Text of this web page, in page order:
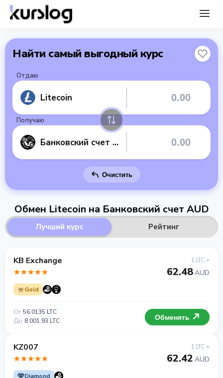
Найти самый выгодный курс
Отдаю
Litecoin
Получаю
Банковский счет AUD
Очистить
Обмен Litecoin на Банковский счет AUD
Лучший курс Рейтинг
KB Exchange
Gold
1 LTC =
62.48AUD
От 56.0135 LTC
До 8 001.93 LTC Обменять
KZ007
Diamond
1 LTC =
62.42 AUD